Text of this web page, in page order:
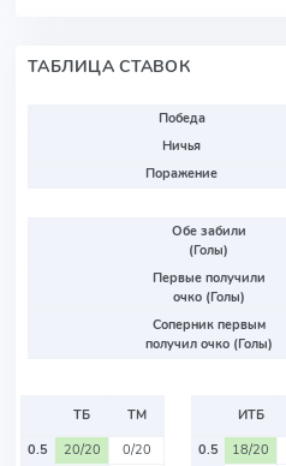
ТАБЛИЦА СТАВОК
Победа
Ничья
Поражение
Обе забили
(Голы)
Первые получили
очко (Голы)
Соперник первым
получил очко (Голы)
ТБ
ТМ
0.5
20/20
0/20
ИТБ
0.5
18/20